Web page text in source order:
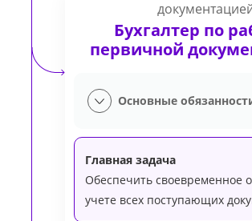
Бухгалтер по
первичной
Основные
Главная задача
Обеспечить своевременное
учете всех поступающих